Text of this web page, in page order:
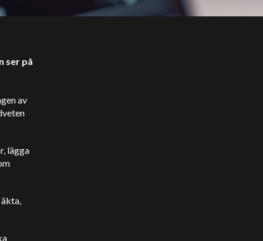
ser på
av
lägga